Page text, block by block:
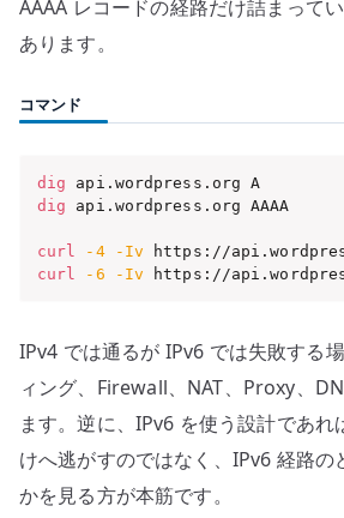
AAAA レコードの経路だけ詰まって
あります。
コマンド
dig
dig api.wordpress.org AAAA
curl -4 -Iv
curl
-6 -Iv https://
IPv4 では通るが IPv6 では失敗する
ィング、Firewall、NAT、Proxy、
ます。逆に、IPv6 を使う設計であれ
けへ逃がすのではなく、IPv6 経路の
かを見る方が本筋です。